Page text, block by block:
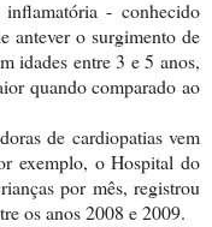
- conhecido
antever o surgimento de
idades entre 3 e 5 anos,
quando comparado ao
de cardiopatias vem
exemplo, o Hospital do
por mês, registrou
os anos 2008 e 2009.